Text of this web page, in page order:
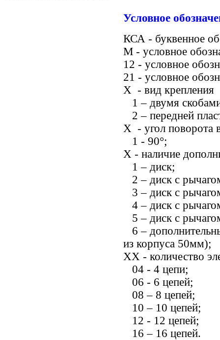
Условное
КСА - буквенное
М - условное
12 - условное
21 - условное
X - вид крепления
1 – двумя
2 – передней
Х - угол поворота
1 - 90°;
X - наличие
1 – диск;
2 – диск с
3 – диск с
4 – диск с
5 – диск с
6 –
из корпуса 50мм);
XX - количество
04 - 4 цепи;
06 - 6 цепей;
08 – 8 цепей;
10 – 10 цепей;
12 - 12 цепей;
16 – 16 цепей.